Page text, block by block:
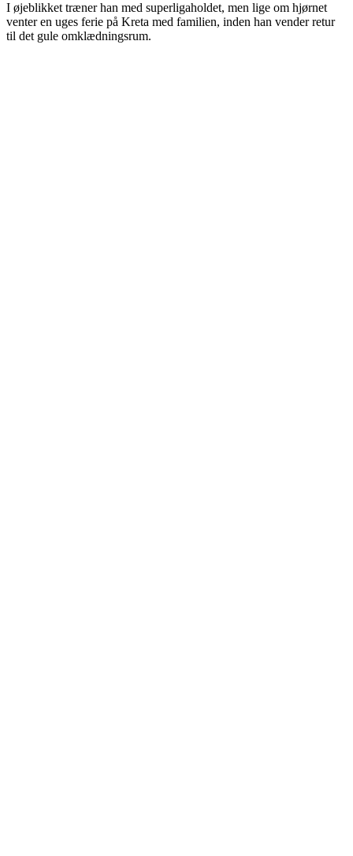
I øjeblikket træner han med superligaholdet, men lige om hjørnet
venter en uges ferie på Kreta med familien, inden han vender retur
til det gule omklædningsrum.